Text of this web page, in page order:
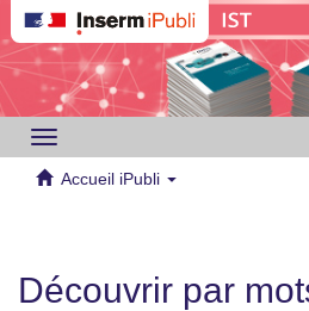
Toggle
navigation
Accueil iPubli
Découvrir par